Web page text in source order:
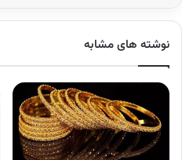
نوشته های مشابه